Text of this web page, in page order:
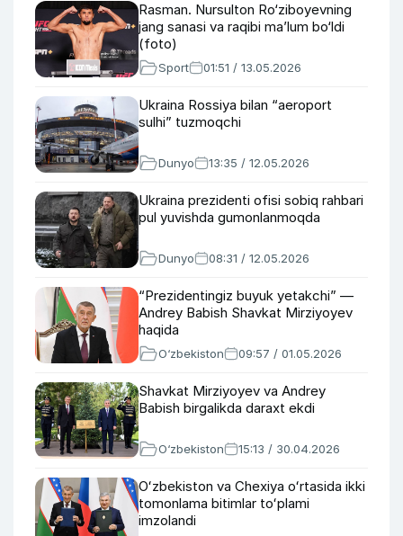
Rasman. Nursulton Ro‘ziboyevning
jang sanasi va raqibi ma’lum bo‘ldi
(foto)
Sport 01:51 / 13.05.2026
Ukraina Rossiya bilan “aeroport
sulhi” tuzmoqchi
Dunyo 13:35 / 12.05.2026
Ukraina prezidenti ofisi sobiq rahbari
pul yuvishda gumonlanmoqda
Dunyo 08:31 / 12.05.2026
“Prezidentingiz buyuk yetakchi” —
Andrey Babish Shavkat Mirziyoyev
haqida
O‘zbekiston 09:57 / 01.05.2026
Shavkat Mirziyoyev va Andrey
Babish birgalikda daraxt ekdi
O‘zbekiston 15:13 / 30.04.2026
Oʻzbekiston va Chexiya oʻrtasida ikki
tomonlama bitimlar toʻplami
imzolandi